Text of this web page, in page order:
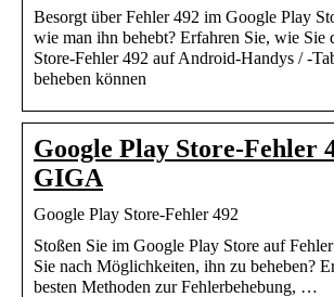
Besorgt über Fehler 492 im Google Play
wie man ihn behebt? Erfahren Sie, wie Sie
Store-Fehler 492 auf Android-Handys / -
beheben können
Google Play Store-Fehler
GIGA
Google Play Store-Fehler 492
Stoßen Sie im Google Play Store auf
Sie nach Möglichkeiten, ihn zu beheben?
besten Methoden zur Fehlerbehebung, …